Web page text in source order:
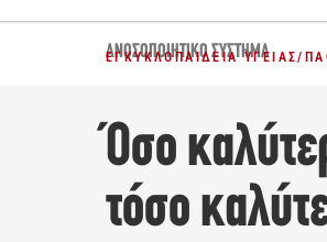
ΑΝΟΣΟΠΟΙΗΤΙΚΌ ΣΎΣΤΗΜΑ
ΕΓΚΥΚΛΟΠΑΊΔΕΙΑ ΥΓΕΊΑΣ/
Όσο
τόσο